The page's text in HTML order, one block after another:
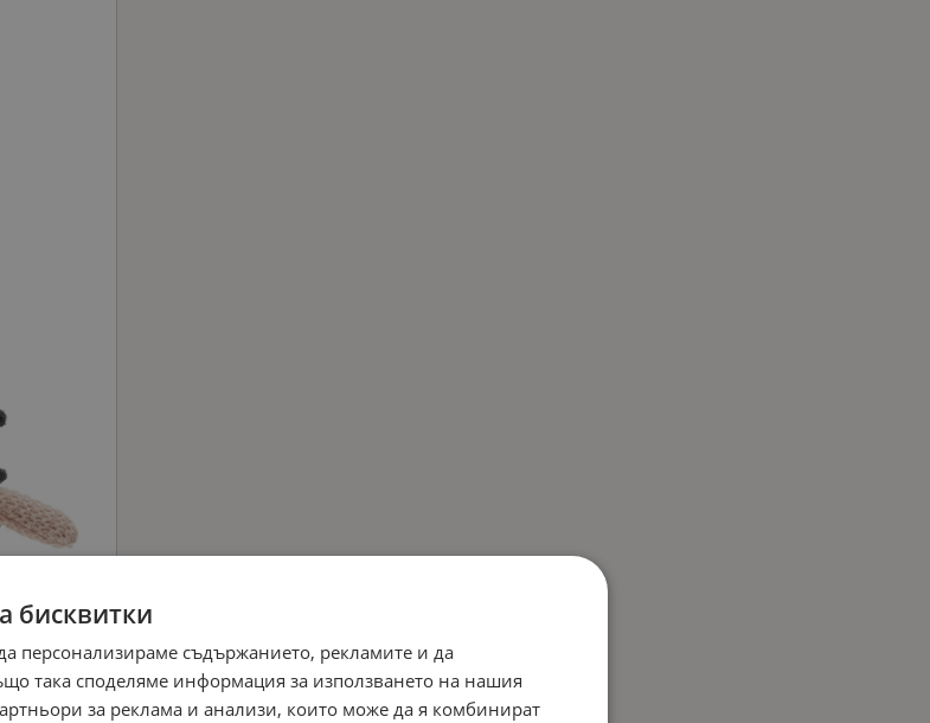
бисквитки
персонализираме съдържанието, рекламите и да
така споделяме информация за използването на нашия
за реклама и анализи, които може да я комбинират